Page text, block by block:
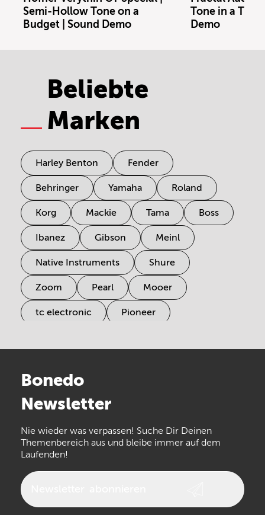
Semi-Hollow Tone on a
Budget | Sound Demo
Tone in a Tiny
Demo
Beliebte
Marken
Harley Benton Fender
Behringer Yamaha Roland
Korg Mackie Tama Boss
Ibanez Gibson Meinl
Native Instruments Shure
Zoom Pearl Mooer
tc electronic Pioneer
Arturia
the t.bone
Walrus Audio Epiphone
Bonedo
Newsletter
Nie wieder was verpassen! Suche Dir Deinen
Themenbereich aus und bleibe immer auf dem
Laufenden!